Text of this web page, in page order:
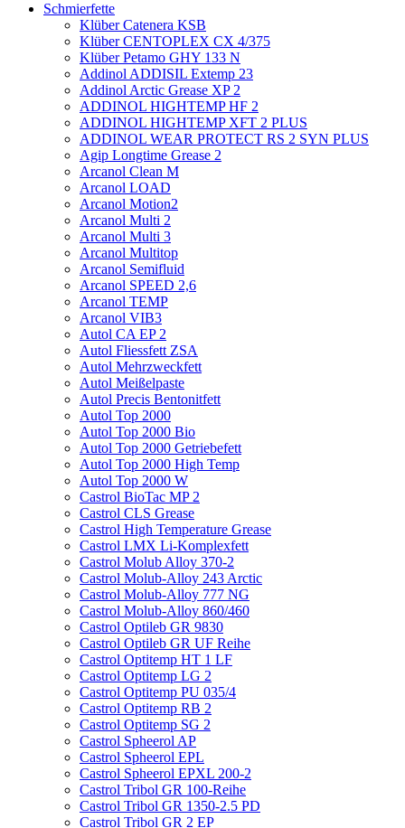
Schmierfette
Klüber Catenera KSB
Klüber CENTOPLEX CX 4/375
Klüber Petamo GHY 133 N
Addinol ADDISIL Extemp 23
Addinol Arctic Grease XP 2
ADDINOL HIGHTEMP HF 2
ADDINOL HIGHTEMP XFT 2 PLUS
ADDINOL WEAR PROTECT RS 2 SYN PLUS
Agip Longtime Grease 2
Arcanol Clean M
Arcanol LOAD
Arcanol Motion2
Arcanol Multi 2
Arcanol Multi 3
Arcanol Multitop
Arcanol Semifluid
Arcanol SPEED 2,6
Arcanol TEMP
Arcanol VIB3
Autol CA EP 2
Autol Fliessfett ZSA
Autol Mehrzweckfett
Autol Meißelpaste
Autol Precis Bentonitfett
Autol Top 2000
Autol Top 2000 Bio
Autol Top 2000 Getriebefett
Autol Top 2000 High Temp
Autol Top 2000 W
Castrol BioTac MP 2
Castrol CLS Grease
Castrol High Temperature Grease
Castrol LMX Li-Komplexfett
Castrol Molub Alloy 370-2
Castrol Molub-Alloy 243 Arctic
Castrol Molub-Alloy 777 NG
Castrol Molub-Alloy 860/460
Castrol Optileb GR 9830
Castrol Optileb GR UF Reihe
Castrol Optitemp HT 1 LF
Castrol Optitemp LG 2
Castrol Optitemp PU 035/4
Castrol Optitemp RB 2
Castrol Optitemp SG 2
Castrol Spheerol AP
Castrol Spheerol EPL
Castrol Spheerol EPXL 200-2
Castrol Tribol GR 100-Reihe
Castrol Tribol GR 1350-2.5 PD
Castrol Tribol GR 2 EP